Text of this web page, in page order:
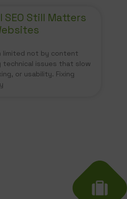
SEO Still Matters
not by content
technical issues that slow
or usability. Fixing